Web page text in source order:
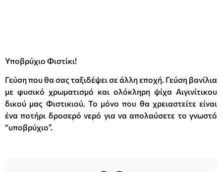
Υποβρύχιο Φιστίκι!
Γεύση που θα σας ταξιδέψει σε άλλη εποχή. Γεύση βανίλια
με φυσικό χρωματισμό και ολόκληρη ψίχα Αιγινίτικου
δικού μας Φιστικιού. Το μόνο που θα χρειαστείτε είναι
ένα ποτήρι δροσερό νερό για να απολαύσετε το γνωστό
“υποβρύχιο”.